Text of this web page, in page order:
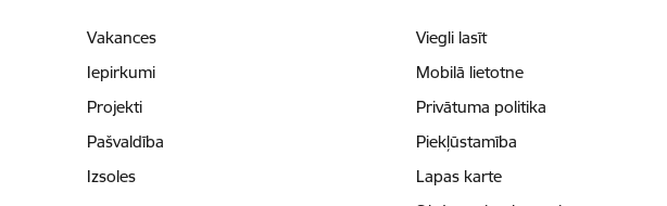
Vakances
Iepirkumi
Projekti
Pašvaldība
Izsoles
Viegli lasīt
Mobilā lietotne
Privātuma politika
Piekļūstamība
Lapas karte